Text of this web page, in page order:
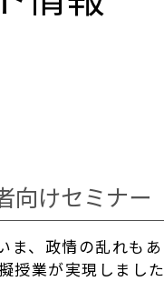
向けセミナー
、政情の乱れも
授業が実現しました